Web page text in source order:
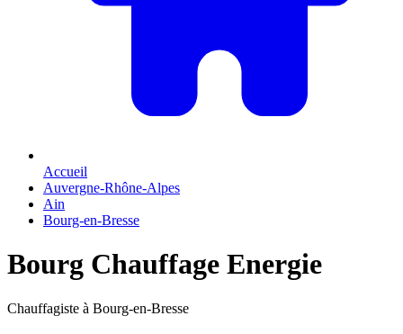
Accueil
Auvergne-Rhône-Alpes
Ain
Bourg-en-Bresse
Bourg Chauffage Energie
Chauffagiste à Bourg-en-Bresse